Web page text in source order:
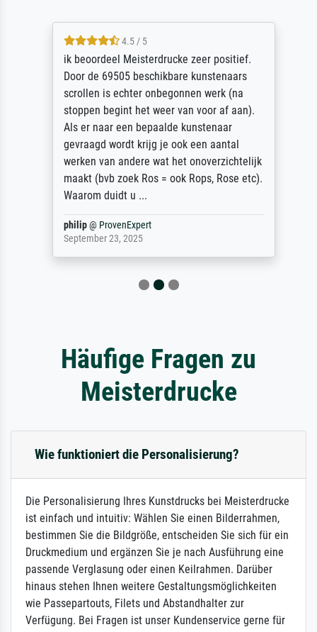
4.5 / 5
ik beoordeel Meisterdrucke zeer positief.
Door de 69505 beschikbare kunstenaars
scrollen is echter onbegonnen werk (na
stoppen begint het weer van voor af aan).
Als er naar een bepaalde kunstenaar
gevraagd wordt krijg je ook een aantal
werken van andere wat het onoverzichtelijk
maakt (bvb zoek Ros = ook Rops, Rose etc).
Waarom duidt u ...
philip@ProvenExpert
September 23, 2025
Häufige Fragen zu
Meisterdrucke
Wie funktioniert die Personalisierung?
Die Personalisierung Ihres Kunstdrucks bei Meisterdrucke
ist einfach und intuitiv: Wählen Sie einen Bilderrahmen,
bestimmen Sie die Bildgröße, entscheiden Sie sich für ein
Druckmedium und ergänzen Sie je nach Ausführung eine
passende Verglasung oder einen Keilrahmen. Darüber
hinaus stehen Ihnen weitere Gestaltungsmöglichkeiten
wie Passepartouts, Filets und Abstandhalter zur
Verfügung. Bei Fragen ist unser Kundenservice gerne für